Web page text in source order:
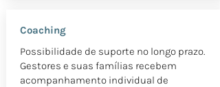
Coaching
Possibilidade de suporte no longo prazo.
Gestores e suas famílias recebem
acompanhamento individual de